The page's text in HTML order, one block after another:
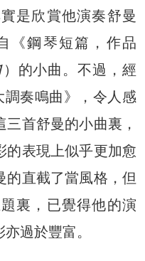
是欣賞他演奏舒曼
《鋼琴短篇，作品
）的小曲。不過，經
奏鳴曲》，令人感
首舒曼的小曲裏，
的表現上似乎更加愈
的直截了當風格，但
裏，已覺得他的演
過於豐富。